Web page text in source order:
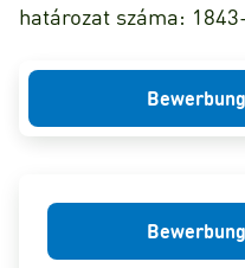
határozat száma: